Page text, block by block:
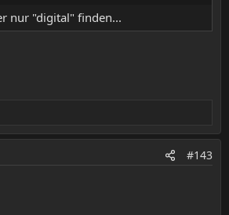
nur "digital" finden...
#143